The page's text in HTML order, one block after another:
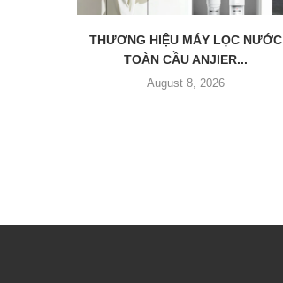
THƯƠNG HIỆU MÁY LỌC NƯỚC
TOÀN CẦU ANJIER...
August 8, 2026